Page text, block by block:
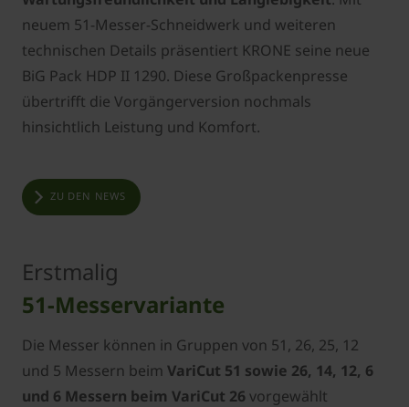
neuem 51-Messer-Schneidwerk und weiteren
technischen Details präsentiert KRONE seine neue
BiG Pack HDP II 1290. Diese Großpackenpresse
übertrifft die Vorgängerversion nochmals
hinsichtlich Leistung und Komfort.
ZU DEN NEWS
Erstmalig
51-Messervariante
Die Messer können in Gruppen von 51, 26, 25, 12
und 5 Messern beim VariCut 51 sowie 26, 14, 12, 6
und 6 Messern beim VariCut 26 vorgewählt